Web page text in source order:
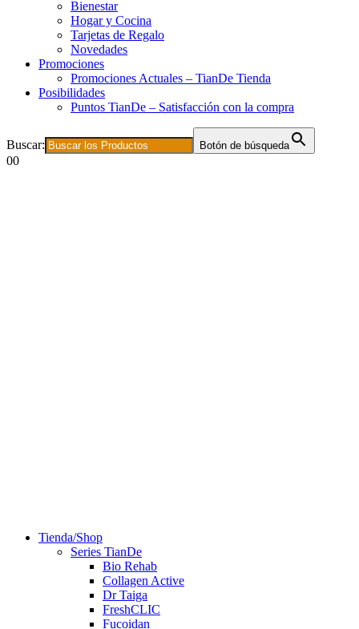
Bienestar
Hogar y Cocina
Tarjetas de Regalo
Novedades
Promociones
Promociones Actuales – TianDe Tienda
Posibilidades
Puntos TianDe – Satisfacción con la compra
Buscar: Botón de búsqueda
00
Tienda/Shop
Series TianDe
Bio Rehab
Collagen Active
Dr Taiga
FreshCLIC
Fucoidan